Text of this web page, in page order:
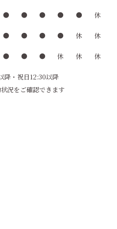
● ● ● ● ● 休
● ● ● ● 休 休
● ● ● 休 休 休
・祝日12:30以降
況をご確認できます